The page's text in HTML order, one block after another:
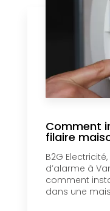
Comment
filaire
B2G
d’alarme à
comment
dans une